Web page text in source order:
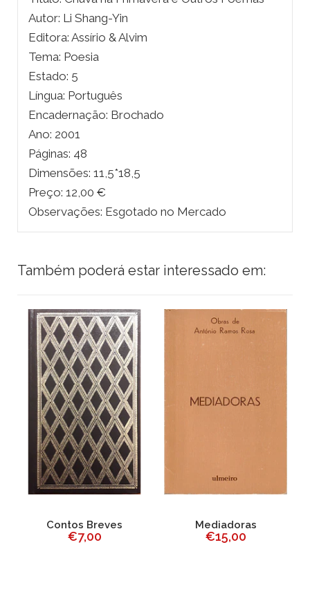
Autor: Li Shang-Yin
Editora: Assírio & Alvim
Tema: Poesia
Estado: 5
Língua: Português
Encadernação: Brochado
Ano: 2001
Páginas: 48
Dimensões: 11,5*18,5
Preço: 12,00 €
Observações: Esgotado no Mercado
Também poderá estar interessado em:
Contos Breves
€7,00
Mediadoras
€15,00